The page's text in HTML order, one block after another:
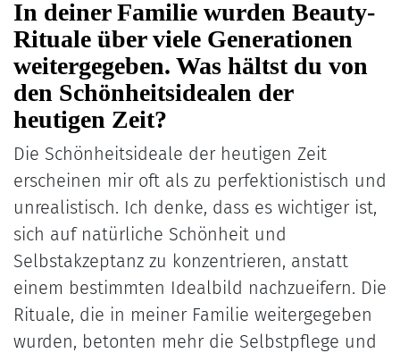
In deiner Familie wurden Beauty-
Rituale über viele Generationen
weitergegeben. Was hältst du von
den Schönheitsidealen der
heutigen Zeit?
Die Schönheitsideale der heutigen Zeit
erscheinen mir oft als zu perfektionistisch und
unrealistisch. Ich denke, dass es wichtiger ist,
sich auf natürliche Schönheit und
Selbstakzeptanz zu konzentrieren, anstatt
einem bestimmten Idealbild nachzueifern. Die
Rituale, die in meiner Familie weitergegeben
wurden, betonten mehr die Selbstpflege und